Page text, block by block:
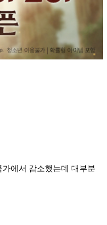
에서 감소했는데 대부분